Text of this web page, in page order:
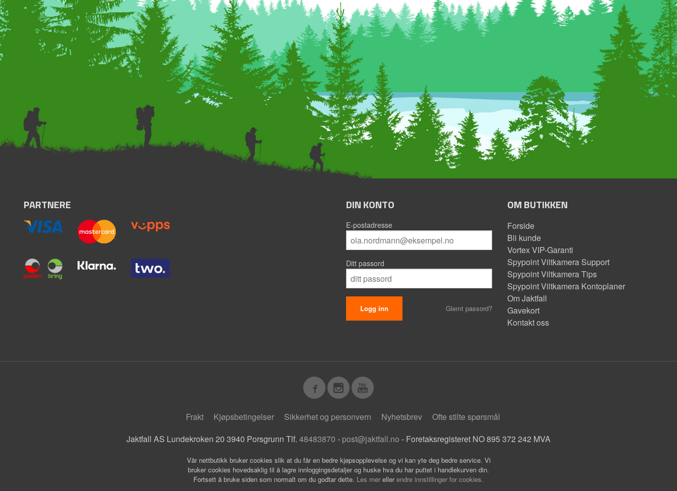
PARTNERE DIN KONTO
E-postadresse
Ditt passord
Glemt passord?
OM BUTIKKEN
Forside
Bli kunde
Vortex VIP-Garanti
Spypoint Viltkamera Support
Spypoint Viltkamera Tips
Spypoint Viltkamera Kontoplaner
Om Jaktfall
Gavekort
Kontakt oss
Frakt Kjøpsbetingelser Sikkerhet og personvern Nyhetsbrev
Ofte stilte spørsmål
Jaktfall AS Lundekroken 20 3940 Porsgrunn Tlf. 48483870 - post@jaktfall.no - Foretaksregisteret NO 895 372 242 MVA
Vår nettbutikk bruker cookies slik at du får en bedre kjøpsopplevelse og vi kan yte deg bedre service. Vi
bruker cookies hovedsaklig til å lagre innloggingsdetaljer og huske hva du har puttet i handlekurven din.
Fortsett å bruke siden som normalt om du godtar dette. Les mer ellerendre innstillinger for cookies.